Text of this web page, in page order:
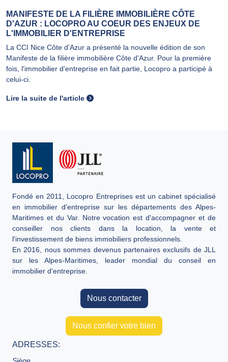
MANIFESTE DE LA FILIÈRE IMMOBILIÈRE CÔTE
D'AZUR : LOCOPRO AU COEUR DES ENJEUX DE
L'IMMOBILIER D'ENTREPRISE
La CCI Nice Côte d'Azur a présenté la nouvelle édition de son
Manifeste de la filière immobilière Côte d'Azur. Pour la première
fois, l'immobilier d'entreprise en fait partie, Locopro a participé à
celui-ci.
Lire la suite de l'article
Fondé en 2011, Locopro Entreprises est un cabinet spécialisé
en immobilier d'entreprise sur les départements des Alpes-
Maritimes et du Var. Notre vocation est d'accompagner et de
conseiller nos clients dans la location, la vente et
l'investissement de biens immobiliers professionnels.
En 2016, nous sommes devenus partenaires exclusifs de JLL
sur les Alpes-Maritimes, leader mondial du conseil en
immobilier d'entreprise.
Nous contacter
Nous confier votre bien
ADRESSES: